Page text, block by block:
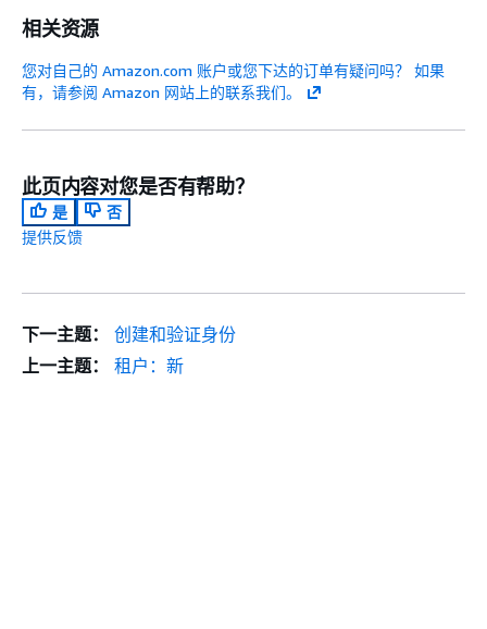
相关资源
您对自己的 Amazon.com 账户或您下达的订单有疑问吗？ 如果
有，请参阅 Amazon 网站上的联系我们。
此页内容对您是否有帮助？
是
否
提供反馈
下一主题：
创建和验证身份
上一主题：
租户：新